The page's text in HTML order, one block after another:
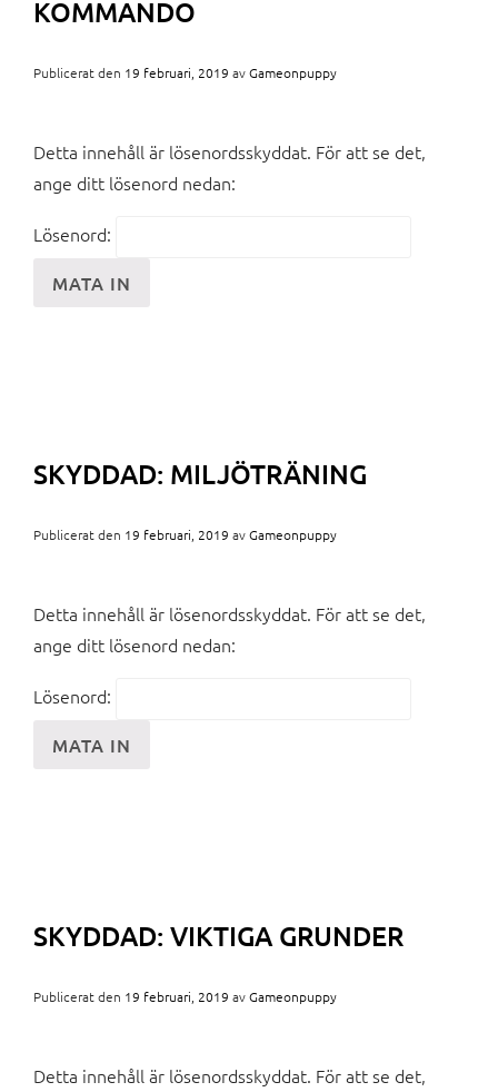
KOMMANDO
Publicerat den 19 februari, 2019 avGameonpuppy
Detta innehåll är lösenordsskyddat. För att se det,
ange ditt lösenord nedan:
Lösenord:
SKYDDAD: MILJÖTRÄNING
Publicerat den 19 februari, 2019 avGameonpuppy
Detta innehåll är lösenordsskyddat. För att se det,
ange ditt lösenord nedan:
Lösenord:
SKYDDAD: VIKTIGA GRUNDER
Publicerat den 19 februari, 2019 avGameonpuppy
Detta innehåll är lösenordsskyddat. För att se det,